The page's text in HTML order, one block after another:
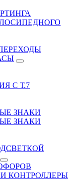
С Т.7
ЗНАКИ
ЗНАКИ
КОНТРОЛЛЕРЫ